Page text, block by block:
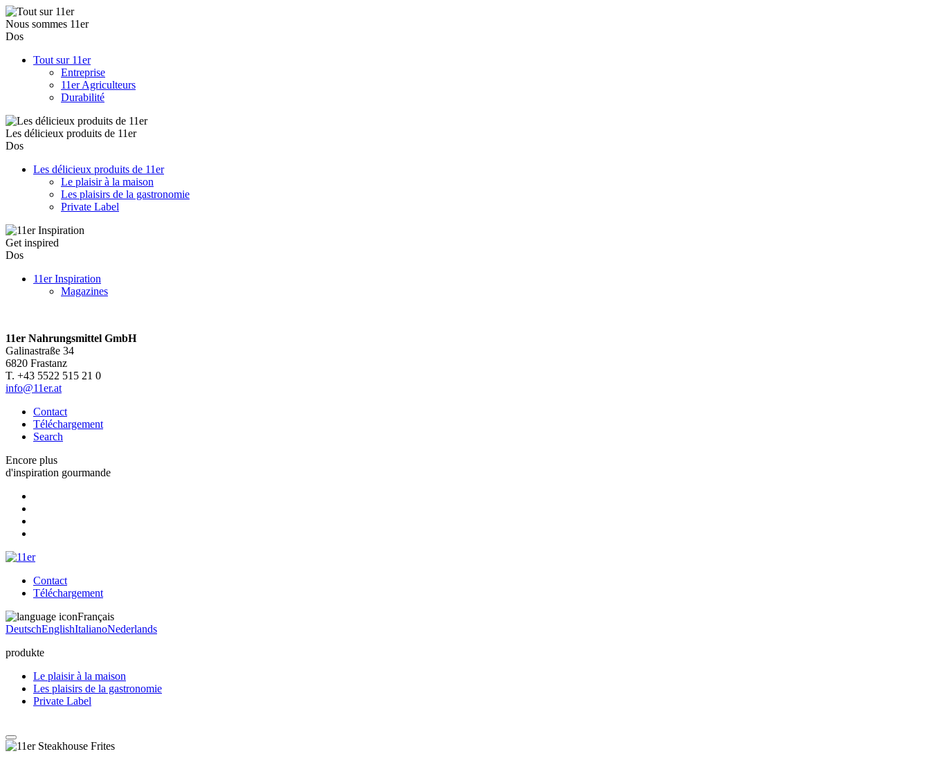
Nous sommes 11er
Dos
Tout sur 11er
Entreprise
11er Agriculteurs
Durabilité
Les délicieux produits de 11er
Dos
Les délicieux produits de 11er
Le plaisir à la maison
Les plaisirs de la gastronomie
Private Label
Get inspired
Dos
11er Inspiration
Magazines
11er Nahrungsmittel GmbH
Galinastraße 34
6820 Frastanz
T. +43 5522 515 21 0
info@11er.at
Contact
Téléchargement
Search
Encore plus
d'inspiration gourmande
Contact
Téléchargement
Français
DeutschEnglishItalianoNederlands
produkte
Le plaisir à la maison
Les plaisirs de la gastronomie
Private Label